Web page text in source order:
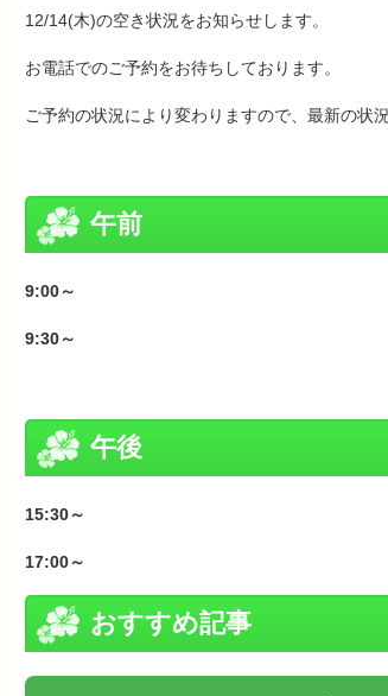
12/14(木)の空き状況をお知らせします。
お電話でのご予約をお待ちしております。
ご予約の状況により変わりますので、最新の状
午前
9:00～
9:30～
午後
15:30～
17:00～
おすすめ記事